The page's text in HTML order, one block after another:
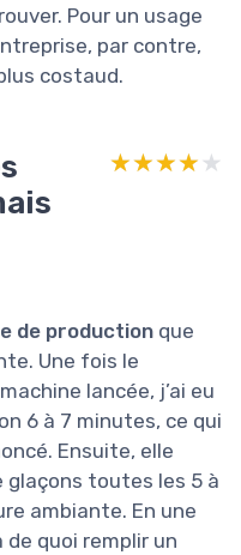
Pour un usage
par contre,
costaud.
★★★★★
★★★★★
de production que
Une fois le
lancée, j’ai eu
6 à 7 minutes, ce qui
Ensuite, elle
glaçons toutes les 5 à
ambiante. En une
quoi remplir un